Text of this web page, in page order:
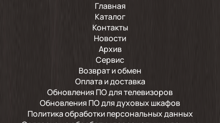
Главная
Каталог
Контакты
Новости
Архив
Сервис
Возврат и обмен
Оплата и доставка
Обновления ПО для телевизоров
Обновления ПО для духовых шкафов
Политика обработки персональных данных